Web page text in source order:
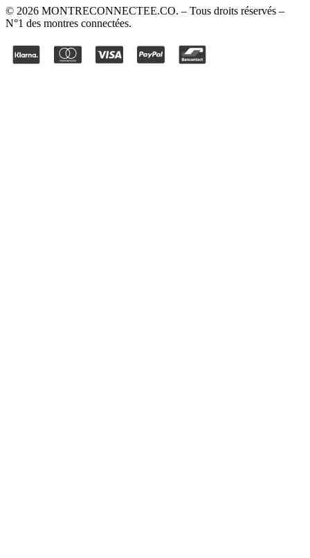
© 2026 MONTRECONNECTEE.CO. – Tous droits réservés –
N°1 des montres connectées.